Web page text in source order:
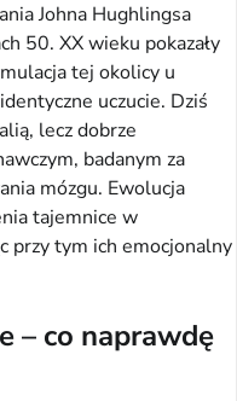
Johna Hughlingsa
50. XX wieku pokazały
tej okolicy u
uczucie. Dziś
lecz dobrze
badanym za
mózgu. Ewolucja
tajemnice w
przy tym ich emocjonalny
– co naprawdę